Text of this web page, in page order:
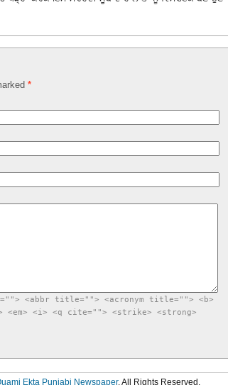
*
<abbr title=""> <acronym title=""> <b>
<em> <i> <q cite=""> <strike> <strong>
Ekta Punjabi Newspaper. All Rights Reserved.